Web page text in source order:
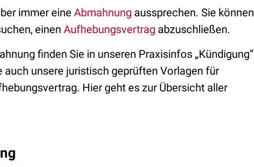
immer eine Abmahnung aussprechen. Sie können
einen Aufhebungsvertrag abzuschließen.
finden Sie in unseren Praxisinfos „Kündigung“
auch unsere juristisch geprüften Vorlagen für
Hier geht es zur Übersicht aller